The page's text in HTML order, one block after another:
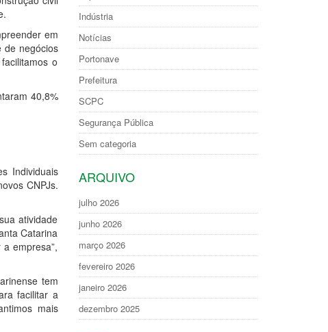
em
de negócios
o
40,8%
Individuais
CNPJs.
atividade
Catarina
empresa”,
tem
facilitar a
mais
Indústria
Notícias
Portonave
Prefeitura
SCPC
Segurança Pública
Sem categoria
ARQUIVO
julho 2026
junho 2026
março 2026
fevereiro 2026
janeiro 2026
dezembro 2025